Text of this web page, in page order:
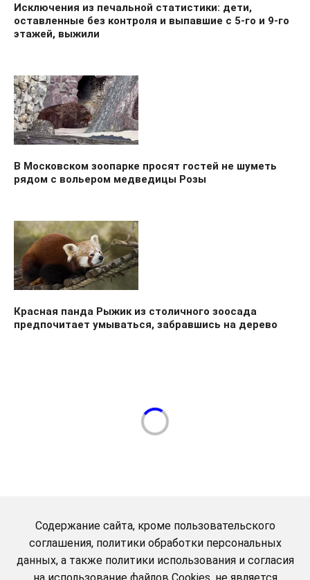
Исключения из печальной статистики: дети,
оставленные без контроля и выпавшие с 5-го и 9-го
этажей, выжили
В Московском зоопарке просят гостей не шуметь
рядом с вольером медведицы Розы
Красная панда Рыжик из столичного зоосада
предпочитает умываться, забравшись на дерево
Содержание сайта, кроме пользовательского
соглашения, политики обработки персональных
данных, а также политики использования и согласия
на использование файлов Cookies, не является